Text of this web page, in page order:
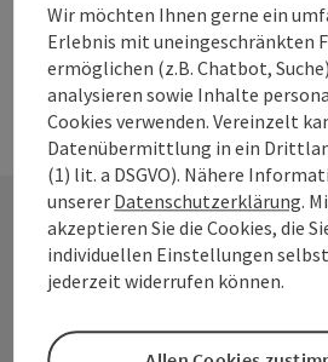
Kontakt
Wir möchten Ihnen gerne ein
Erlebnis mit uneingeschränkten
ermöglichen (z.B. Chatbot,
analysieren sowie Inhalte
Cookies verwenden. Vereinzelt
Datenübermittlung in ein
(1) lit. a DSGVO). Nähere
unserer Datenschutzerklärung.
akzeptieren Sie die Cookies, die
individuellen Einstellungen
jederzeit widerrufen können.